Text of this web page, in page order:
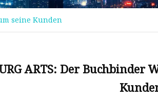
seine Kunden
ARTS: Der